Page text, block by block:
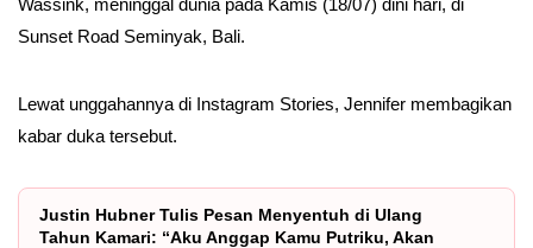
Wassink, meninggal dunia pada Kamis (18/07) dini hari, di
Sunset Road Seminyak, Bali.
Lewat unggahannya di Instagram Stories, Jennifer membagikan
kabar duka tersebut.
Justin Hubner Tulis Pesan Menyentuh di Ulang
Tahun Kamari: “Aku Anggap Kamu Putriku, Akan